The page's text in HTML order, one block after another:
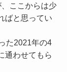
ここからは少
ばと思ってい
た2021年の4
通わせてもら